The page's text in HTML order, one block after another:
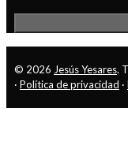
© 2026 Jesús Yesares.
· Política de privacidad ·